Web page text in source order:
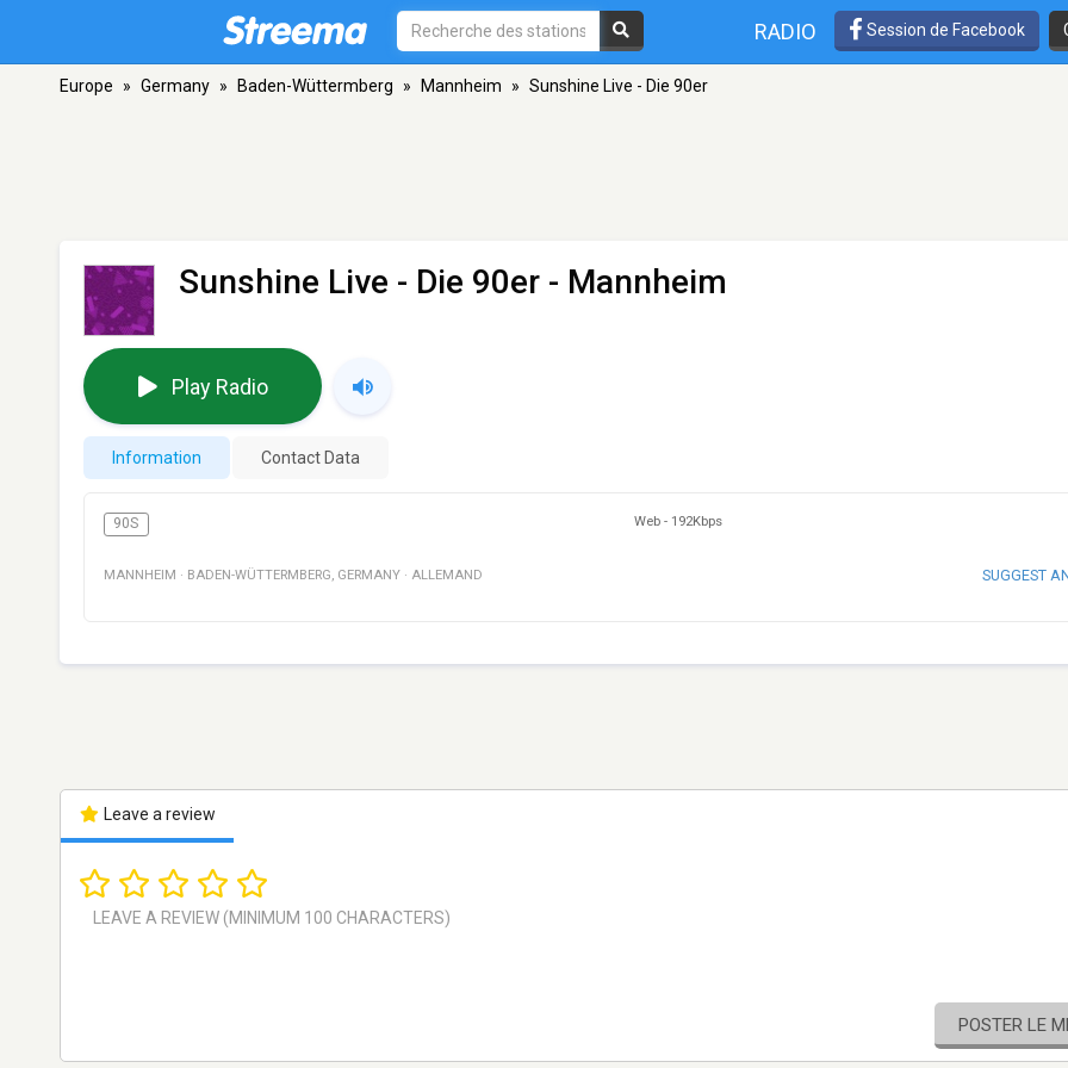
RADIO Session de Facebook
Europe » Germany » Baden-Wüttermberg » Mannheim » Sunshine Live - Die 90er
Sunshine Live - Die 90er - Mannheim
Play Radio
Information Contact Data
90S Web - 192Kbps
MANNHEIM · BADEN-WÜTTERMBERG, GERMANY · ALLEMAND SUGGEST
Leave a review
POSTER LE